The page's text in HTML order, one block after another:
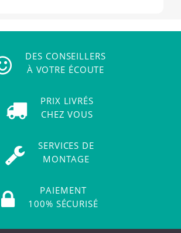
DES CONSEILLERS
À VOTRE ÉCOUTE
PRIX LIVRÉS
CHEZ VOUS
SERVICES DE
MONTAGE
PAIEMENT
100% SÉCURISÉ